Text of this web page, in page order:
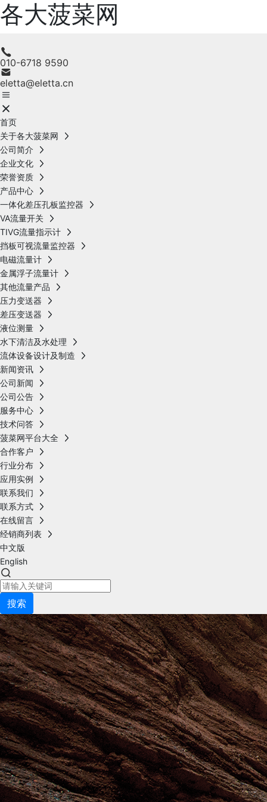
各大菠菜网
010-6718 9590
eletta@eletta.cn
首页
关于各大菠菜网
公司简介
企业文化
荣誉资质
产品中心
一体化差压孔板监控器
VA流量开关
TIVG流量指示计
挡板可视流量监控器
电磁流量计
金属浮子流量计
其他流量产品
压力变送器
差压变送器
液位测量
水下清洁及水处理
流体设备设计及制造
新闻资讯
公司新闻
公司公告
服务中心
技术问答
菠菜网平台大全
合作客户
行业分布
应用实例
联系我们
联系方式
在线留言
经销商列表
中文版
English
搜索